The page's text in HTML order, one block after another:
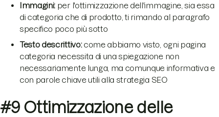
Immagini: per l'ottimizzazione dell'immagine, sia essa
di categoria che di prodotto, ti rimando al paragrafo
specifico poco più sotto
Testo descrittivo:come abbiamo visto, ogni pagina
categoria necessita di una spiegazione non
necessariamente lunga, ma comunque informativa e
con parole chiave utili alla strategia SEO
#9 Ottimizzazione delle